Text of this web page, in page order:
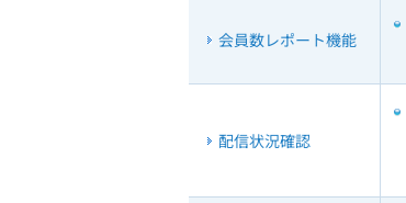
会員数レポート機能
配信状況確認